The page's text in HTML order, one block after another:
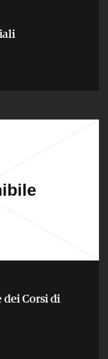
dei Corsi di